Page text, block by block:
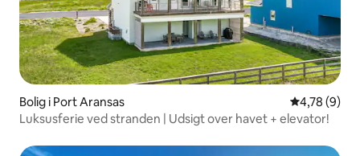
Bolig i Port Aransas 4,78 ud af 5
4,78 (9)
Luksusferie ved stranden | Udsigt over havet + elevator!